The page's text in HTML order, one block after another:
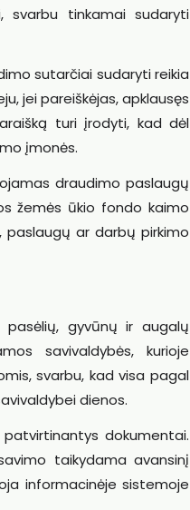
svarbu tinkamai sudaryti
sutarčiai sudaryti reikia
jei pareiškėjas, apklausęs
turi įrodyti, kad dėl
įmonės.
draudimo paslaugų
žemės ūkio fondo kaimo
paslaugų ar darbų pirkimo
pasėlių, gyvūnų ir augalų
savivaldybės, kurioje
svarbu, kad visa pagal
dienos.
dokumentai.
taikydama avansinį
informacinėje sistemoje